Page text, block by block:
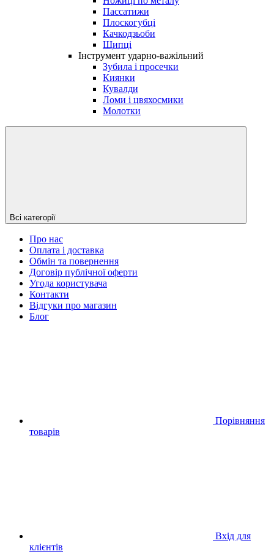
Пассатижи
Плоскогубці
Качкодзьоби
Щипці
Інструмент ударно-важільний
Зубила і просечки
Киянки
Кувалди
Ломи і цвяхосмики
Молотки
Всі категорії
Про нас
Оплата і доставка
Обмін та повернення
Договір публічної оферти
Угода користувача
Контакти
Відгуки про магазин
Блог
Порівняння
товарів
Вхід для
клієнтів